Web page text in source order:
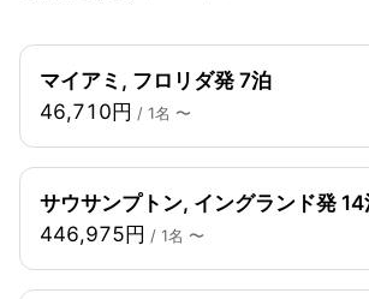
マイアミ, フロリダ発 7泊
46,710円 / 1名 〜
サウサンプトン, イングランド発 14
446,975円 / 1名 〜